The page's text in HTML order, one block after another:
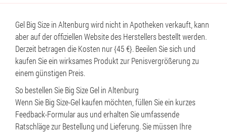
Gel Big Size in Altenburg wird nicht in Apotheken verkauft, kann
aber auf der offiziellen Website des Herstellers bestellt werden.
Derzeit betragen die Kosten nur {45 €}. Beeilen Sie sich und
kaufen Sie ein wirksames Produkt zur Penisvergrößerung zu
einem günstigen Preis.
So bestellen Sie Big Size Gel in Altenburg
Wenn Sie Big Size-Gel kaufen möchten, füllen Sie ein kurzes
Feedback-Formular aus und erhalten Sie umfassende
Ratschläge zur Bestellung und Lieferung. Sie müssen Ihre